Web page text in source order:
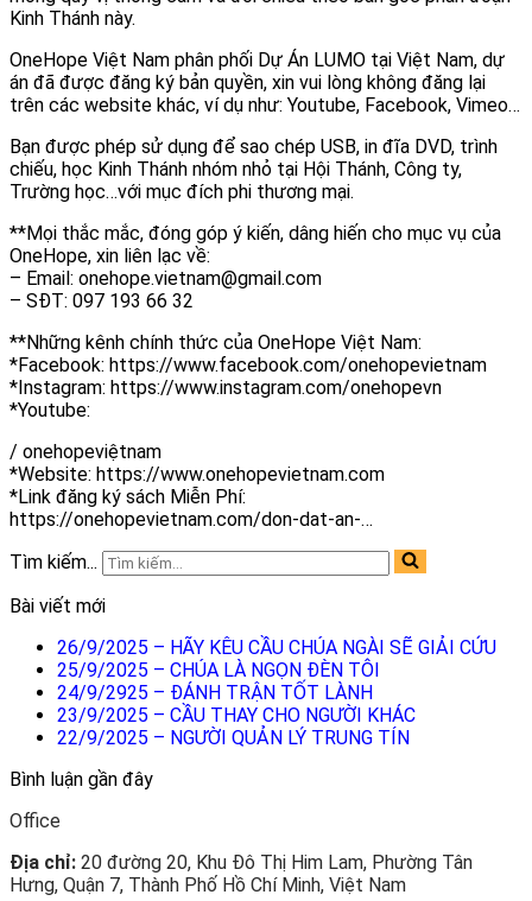
Kinh Thánh này.
OneHope Việt Nam phân phối Dự Án LUMO tại Việt Nam, dự
án đã được đăng ký bản quyền, xin vui lòng không đăng lại
trên các website khác, ví dụ như: Youtube, Facebook, Vimeo…
Bạn được phép sử dụng để sao chép USB, in đĩa DVD, trình
chiếu, học Kinh Thánh nhóm nhỏ tại Hội Thánh, Công ty,
Trường học…với mục đích phi thương mại.
**Mọi thắc mắc, đóng góp ý kiến, dâng hiến cho mục vụ của
OneHope, xin liên lạc về:
– Email: onehope.vietnam@gmail.com
– SĐT: 097 193 66 32
**Những kênh chính thức của OneHope Việt Nam:
*Facebook: https://www.facebook.com/onehopevietnam
*Instagram: https://www.instagram.com/onehopevn
*Youtube:
/ onehopeviệtnam
*Website: https://www.onehopevietnam.com
*Link đăng ký sách Miễn Phí:
https://onehopevietnam.com/don-dat-an-…
Tìm kiếm...
Bài viết mới
26/9/2025 – HÃY KÊU CẦU CHÚA NGÀI SẼ GIẢI CỨU
25/9/2025 – CHÚA LÀ NGỌN ĐÈN TÔI
24/9/2925 – ĐÁNH TRẬN TỐT LÀNH
23/9/2025 – CẦU THAY CHO NGƯỜI KHÁC
22/9/2025 – NGƯỜI QUẢN LÝ TRUNG TÍN
Bình luận gần đây
Office
Địa chỉ: 20 đường 20, Khu Đô Thị Him Lam, Phường Tân
Hưng, Quận 7, Thành Phố Hồ Chí Minh, Việt Nam